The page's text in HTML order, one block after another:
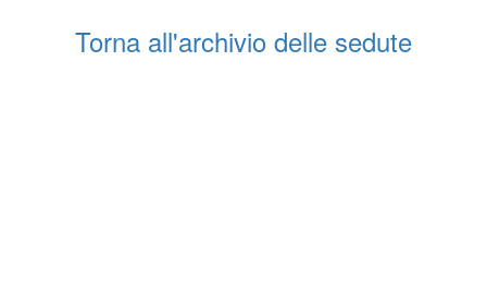
Torna all'archivio delle sedute